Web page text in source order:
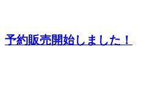
予約販売開始しました！